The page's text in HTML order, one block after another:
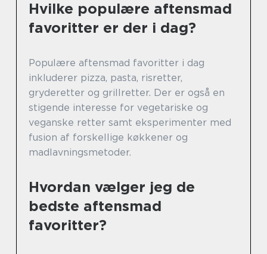
Hvilke populære aftensmad
favoritter er der i dag?
Populære aftensmad favoritter i dag
inkluderer pizza, pasta, risretter,
gryderetter og grillretter. Der er også en
stigende interesse for vegetariske og
veganske retter samt eksperimenter med
fusion af forskellige køkkener og
madlavningsmetoder.
Hvordan vælger jeg de
bedste aftensmad
favoritter?